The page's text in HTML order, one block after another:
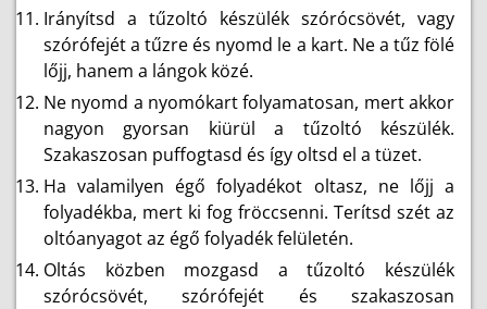
Irányítsd a tűzoltó készülék szórócsövét, vagy
szórófejét a tűzre és nyomd le a kart. Ne a tűz fölé
lőjj, hanem a lángok közé.
Ne nyomd a nyomókart folyamatosan, mert akkor
nagyon gyorsan kiürül a tűzoltó készülék.
Szakaszosan puffogtasd és így oltsd el a tüzet.
Ha valamilyen égő folyadékot oltasz, ne lőjj a
folyadékba, mert ki fog fröccsenni. Terítsd szét az
oltóanyagot az égő folyadék felületén.
Oltás közben mozgasd a tűzoltó készülék
szórócsövét, szórófejét és szakaszosan